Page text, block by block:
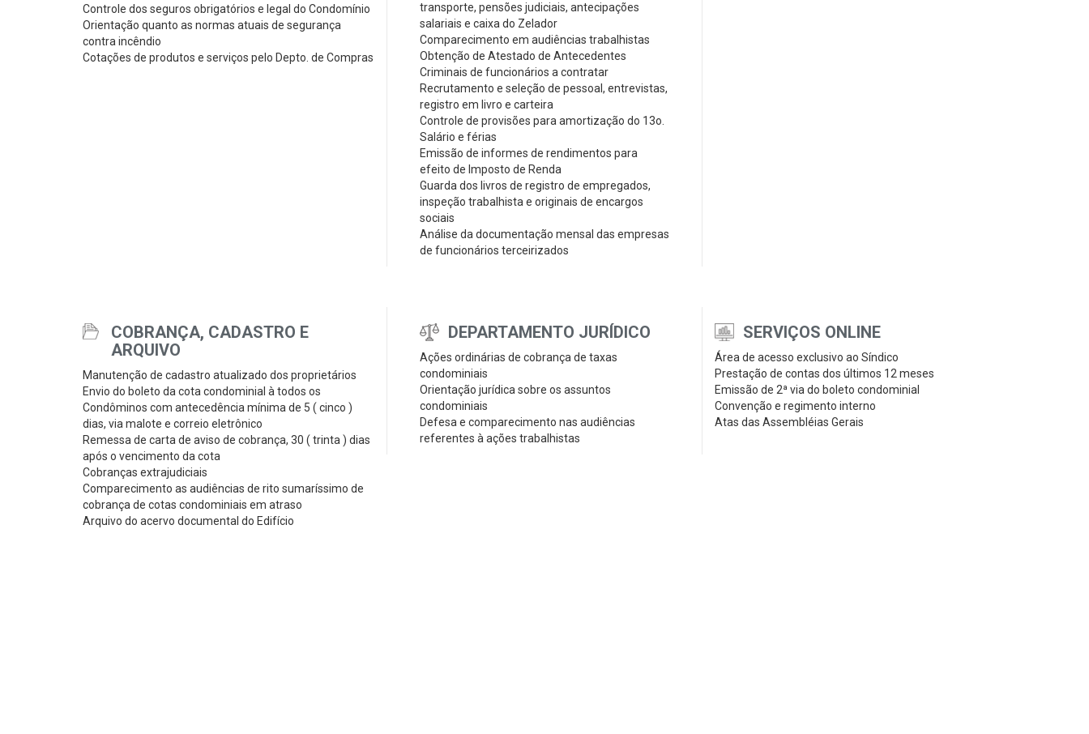
Controle dos seguros obrigatórios e legal do Condomínio
Orientação quanto as normas atuais de segurança
contra incêndio
Cotações de produtos e serviços pelo Depto. de Compras
transporte, pensões judiciais, antecipações
salariais e caixa do Zelador
Comparecimento em audiências trabalhistas
Obtenção de Atestado de Antecedentes
Criminais de funcionários a contratar
Recrutamento e seleção de pessoal, entrevistas,
registro em livro e carteira
Controle de provisões para amortização do 13o.
Salário e férias
Emissão de informes de rendimentos para
efeito de Imposto de Renda
Guarda dos livros de registro de empregados,
inspeção trabalhista e originais de encargos
sociais
Análise da documentação mensal das empresas
de funcionários terceirizados
COBRANÇA, CADASTRO E
ARQUIVO
Manutenção de cadastro atualizado dos proprietários
Envio do boleto da cota condominial à todos os
Condôminos com antecedência mínima de 5 ( cinco )
dias, via malote e correio eletrônico
Remessa de carta de aviso de cobrança, 30 ( trinta ) dias
após o vencimento da cota
Cobranças extrajudiciais
Comparecimento as audiências de rito sumaríssimo de
cobrança de cotas condominiais em atraso
Arquivo do acervo documental do Edifício
DEPARTAMENTO JURÍDICO
Ações ordinárias de cobrança de taxas
condominiais
Orientação jurídica sobre os assuntos
condominiais
Defesa e comparecimento nas audiências
referentes à ações trabalhistas
SERVIÇOS ONLINE
Área de acesso exclusivo ao Síndico
Prestação de contas dos últimos 12 meses
Emissão de 2ª via do boleto condominial
Convenção e regimento interno
Atas das Assembléias Gerais